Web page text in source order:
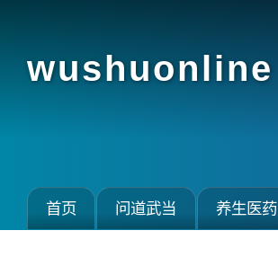
wushuonline
首页 问道武当 养生医药